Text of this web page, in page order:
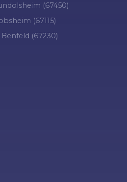
(67450)
(67115)
(67230)